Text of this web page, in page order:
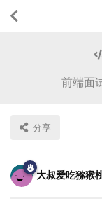
前端面
分享
大叔爱吃猕猴